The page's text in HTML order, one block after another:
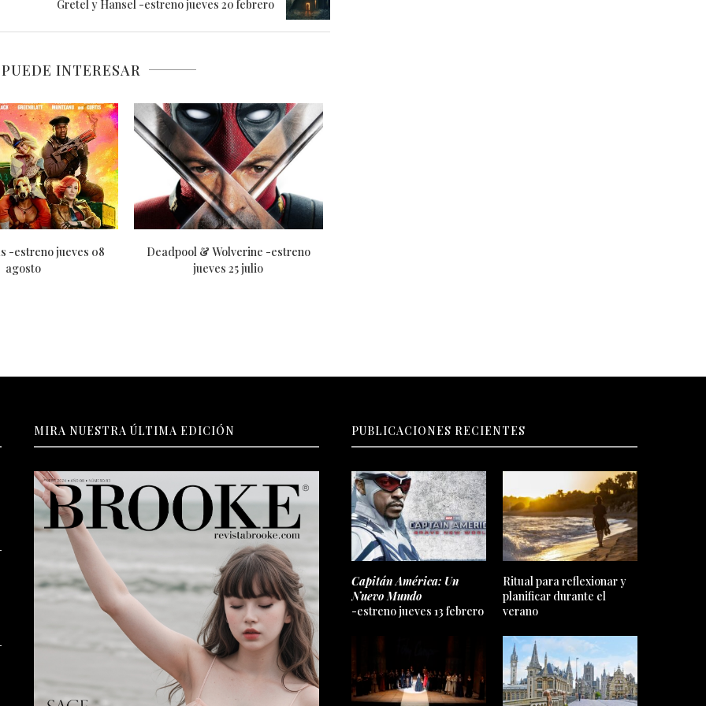
Gretel y Hansel -estreno jueves 20 febrero
INTERESAR
la saga Mad Max -
jueves 23...
El Planeta de los Simios: Nuevo
Reino -estreno jueves...
MIRA NUESTRA ÚLTIMA EDICIÓN PUBLICACIONES RECIENTES
Capitán América: Un
Nuevo Mundo
-estreno jueves 13 febrero
Ritual para reflexionar y
planificar durante el
verano